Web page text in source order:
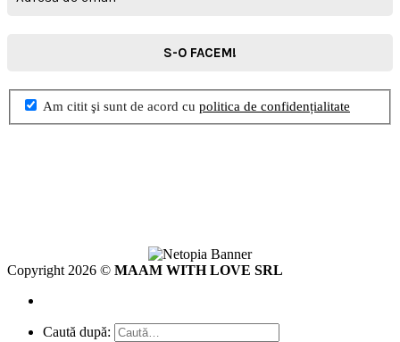
Am citit şi sunt de acord cu politica de confidențialitate
Copyright 2026 © MAAM WITH LOVE SRL
Caută după: